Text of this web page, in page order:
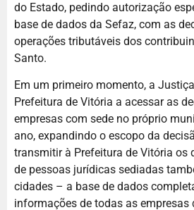
do Estado, pedindo autorização
base de dados da Sefaz, com as
operações tributáveis dos
Santo.
Em um primeiro momento, a
Prefeitura de Vitória a acessar as
empresas com sede no próprio
ano, expandindo o escopo da
transmitir à Prefeitura de Vitória os
de pessoas jurídicas sediadas
cidades – a base de dados
informações de todas as empresas